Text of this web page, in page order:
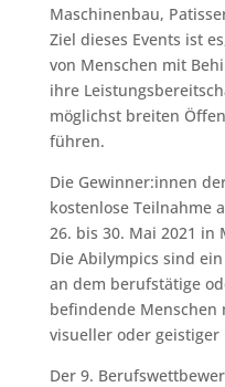
Maschinenbau,
Ziel dieses Events ist
von Menschen mit
ihre
möglichst breiten
führen.
Die Gewinner:innen
kostenlose Teilnahme
26. bis 30. Mai 2021
Die Abilympics sind
an dem berufstätige
befindende
visueller oder
Der 9.